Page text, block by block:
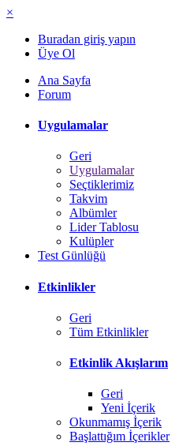
×
Buradan giriş yapın
Üye Ol
Ana Sayfa
Forum
Uygulamalar
Geri
Uygulamalar
Seçtiklerimiz
Takvim
Albümler
Lider Tablosu
Kulüpler
Test Günlüğü
Etkinlikler
Geri
Tüm Etkinlikler
Etkinlik Akışlarım
Geri
Yeni İçerik
Okunmamış İçerik
Başlattığım İçerikler